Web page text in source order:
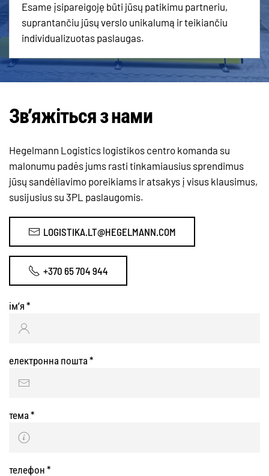
Esame įsipareigoję būti jūsų patikimu partneriu,
suprantančiu jūsų verslo unikalumą ir teikiančiu
individualizuotas paslaugas.
Зв’яжіться з нами
Hegelmann Logistics logistikos centro komanda su
malonumu padės jums rasti tinkamiausius sprendimus
jūsų sandėliavimo poreikiams ir atsakys į visus klausimus,
susijusius su 3PL paslaugomis.
LOGISTIKA.LT@HEGELMANN.COM
+370 65 704 944
ім’я *
електронна пошта *
тема *
телефон *